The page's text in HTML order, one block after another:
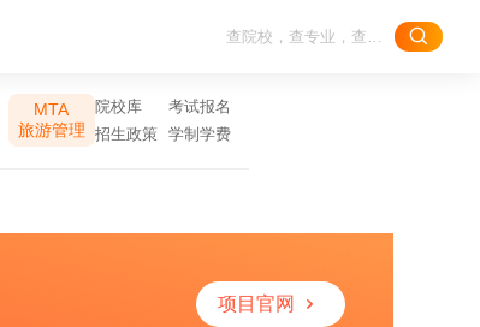
MTA
旅游管理
院校库
考试报名
招生政策
学制学费
项目官网